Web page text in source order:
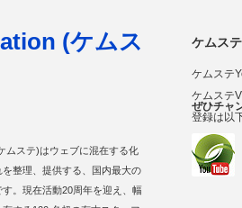
ケムス
ケムステ
ケムステ
ぜひチャ
登録は以
(ケムス
ムステ)はウェブに混在する化
整理、提供する、国内最大の
。現在活動20周年を迎え、幅